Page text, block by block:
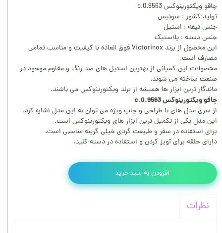
چاقو ویکتورینوکس 0.9563.c
تولید کشور : سوئیس
جنس تیغه : استیل
جنس دسته : پلاستیک
این محصول از برند Victorinox فوق العاده با کیفیت و مناسب تمامی
مصارف است.
محصولات این کمپانی از بهترین استیل های ضد زنگ و مقاوم موجود در
صنعت ساخته می شوند.
ماندگار ترین ابزار ها همیشه از برند ویکتورینوکس می باشند.
چاقو ویکتورینوکس 0.9563.c
از سری مدل های با طراحی و چاپ ویژه می توان به این مدل اشاره کرد.
این مدل یکی از تکمیل ترین ابزار های ویکتورینوکس است.
برای استفاده در سفر و طبیعت گردی خیلی گزینه مناسبی است.
دارای حلقه برای آویز کردن و استفاده در دسته کلید.
افزودن به سبد خرید
نظرات